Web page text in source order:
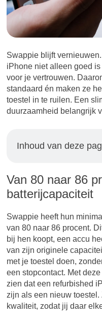
Swappie blijft
iPhone niet alleen goed
voor je vertrouwen.
standaard én maken ze
toestel in te ruilen. Een
duurzaamheid belangrijk
Inhoud van deze
Van 80 naar 86
batterijcapaciteit
Swappie heeft hun
van 80 naar 86 procent.
bij hen koopt, een accu
van zijn originele
met je toestel doen,
een stopcontact. Met
zien dat een refurbished
zijn als een nieuw
kwaliteit, zodat jij daar